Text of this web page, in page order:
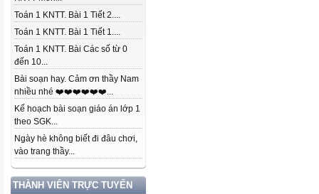
Toán 1 KNTT. Bài 1 Tiết 2....
Toán 1 KNTT. Bài 1 Tiết 1....
Toán 1 KNTT. Bài Các số từ 0
đến 10...
Bài soạn hay. Cảm ơn thầy Nam
nhiều nhé ❤️❤️❤️❤️❤️❤️...
Kế hoạch bài soạn giáo án lớp 1
theo SGK...
Ngày hè không biết đi đâu chơi,
vào trang thầy...
THÀNH VIÊN TRỰC TUYẾN